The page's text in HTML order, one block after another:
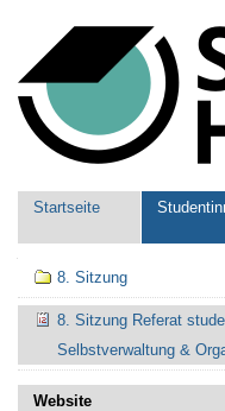
Werkzeuge
Sektionen
Startseite
Navigation
8. Sitzung
8. Sitzung Referat
Selbstverwaltung &
Website